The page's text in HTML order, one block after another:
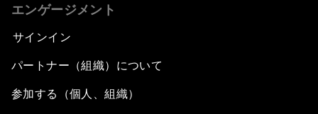
エンゲージメント
サインイン
パートナー（組織）について
参加する（個人、組織）